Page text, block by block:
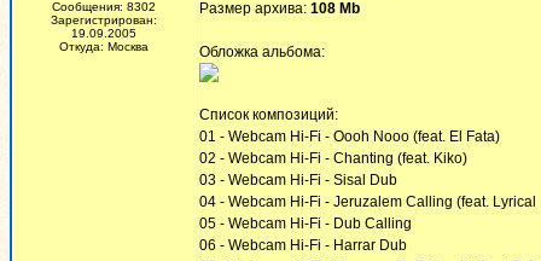
Сообщения: 8302
Зарегистрирован:
19.09.2005
Откуда: Москва
Размер архива: 108 Mb
Обложка альбома:
Список композиций:
01 - Webcam Hi-Fi - Oooh Nooo (feat. El Fata)
02 - Webcam Hi-Fi - Chanting (feat. Kiko)
03 - Webcam Hi-Fi - Sisal Dub
04 - Webcam Hi-Fi - Jeruzalem Calling (feat. Lyrical
05 - Webcam Hi-Fi - Dub Calling
06 - Webcam Hi-Fi - Harrar Dub